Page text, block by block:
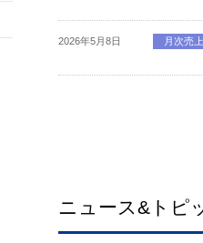
2026年5月8日 月次売
ニュース&トピ